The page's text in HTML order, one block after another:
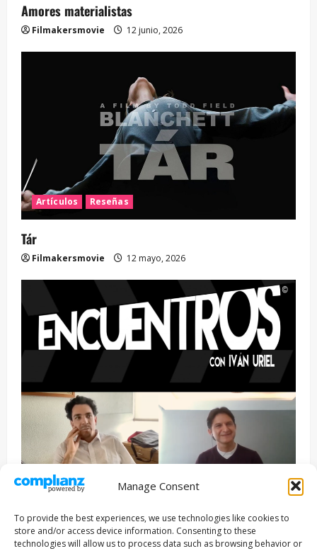
Manage Consent
To provide the best experiences, we use technologies like cookies to
store and/or access device information. Consenting to these
technologies will allow us to process data such as browsing behavior or
Amores materialistas
Filmakersmovie 12 junio, 2026
Artículos Reseñas
Tár
Filmakersmovie 12 mayo, 2026
Entrevista Series
ENCUENTROS CON IVÁN URIEL T3E22: JUAN PATRICIO
RIVEROLL